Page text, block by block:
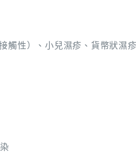
性）、小兒濕疹、貨幣狀濕